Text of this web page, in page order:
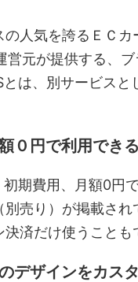
人気を誇るＥＣカ
営元が提供する、
とは、別サービスと
０円で利用できる
初期費用、月額0円
売り）が掲載され
済だけ使うことも
デザインをカス